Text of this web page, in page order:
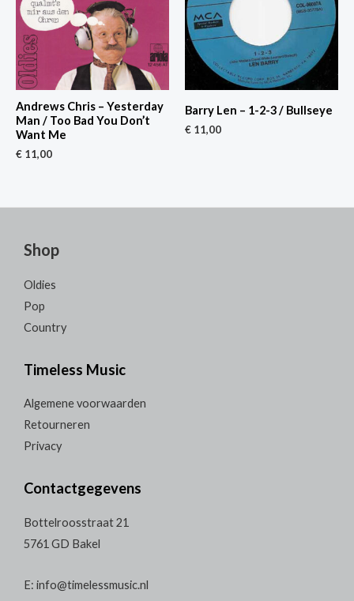
Andrews Chris – Yesterday
Man / Too Bad You Don’t
Want Me
€ 11,00
Barry Len – 1-2-3 / Bullseye
€ 11,00
Shop
Oldies
Pop
Country
Timeless Music
Algemene voorwaarden
Retourneren
Privacy
Contactgegevens
Bottelroosstraat 21
5761 GD Bakel
E: info@timelessmusic.nl